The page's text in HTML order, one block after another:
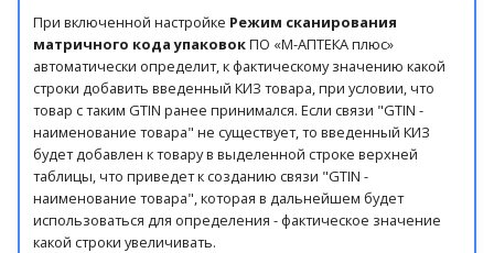
При включенной настройке Режим сканирования
матричного кода упаковокПО «М-АПТЕКА плюс»
автоматически определит, к фактическому значению какой
строки добавить введенный КИЗ товара, при условии, что
товар с таким GTIN ранее принимался. Если связи "GTIN -
наименование товара" не существует, то введенный КИЗ
будет добавлен к товару в выделенной строке верхней
таблицы, что приведет к созданию связи "GTIN -
наименование товара", которая в дальнейшем будет
использоваться для определения - фактическое значение
какой строки увеличивать.